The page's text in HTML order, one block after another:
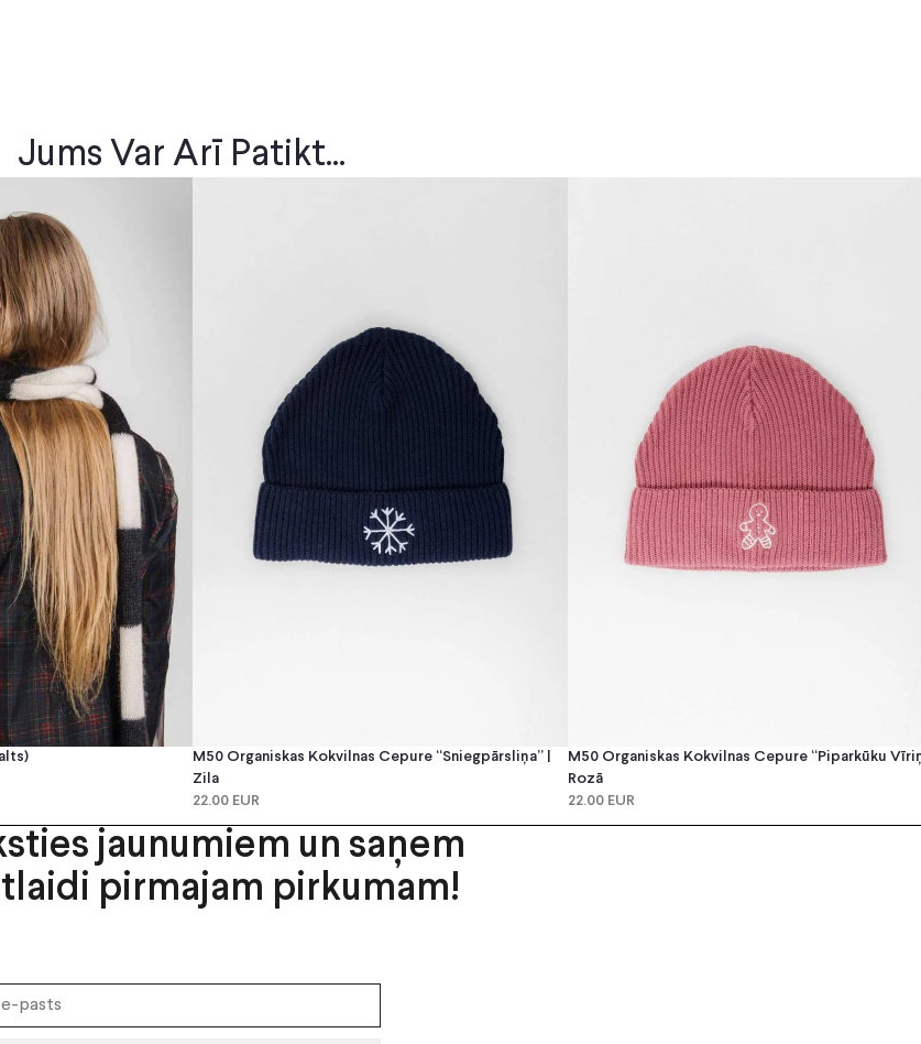
Jums Var Arī Patikt...
M50 Organiskas Kokvilnas Cepure “Sniegpārsliņa” |
Zila
22.00 EUR
M50 Organiskas Kokvilnas Cepure “Piparkūku
Rozā
22.00 EUR
jaunumiem un saņem
pirmajam pirkumam!